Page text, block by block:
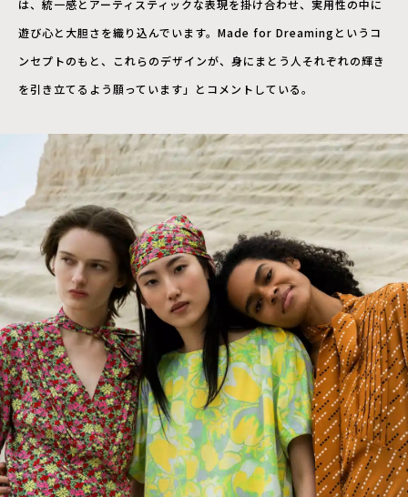
は、統一感とアーティスティックな表現を掛け合わせ、実用性の中に
遊び心と大胆さを織り込んでいます。Made for Dreamingというコ
ンセプトのもと、これらのデザインが、身にまとう人それぞれの輝き
を引き立てるよう願っています」とコメントしている。